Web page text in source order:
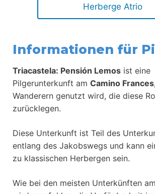
Herberge Atrio
Informationen für
Triacastela: Pensión Lemos ist eine
Pilgerunterkunft am Camino Frances
Wanderern genutzt wird, die diese
zurücklegen.
Diese Unterkunft ist Teil des
entlang des Jakobswegs und kann
zu klassischen Herbergen sein.
Wie bei den meisten Unterkünften